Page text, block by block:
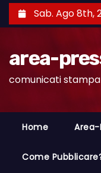
a
Sab. Ago 8th,
area-
comunicati
Home Area-
Come